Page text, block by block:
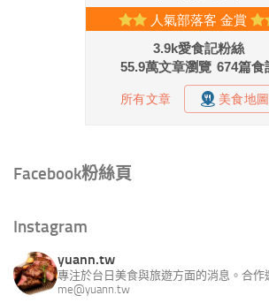
Facebook粉絲頁
Instagram
yuann.tw
專注於台日美食與旅遊方面的消息。合作
me@yuann.tw